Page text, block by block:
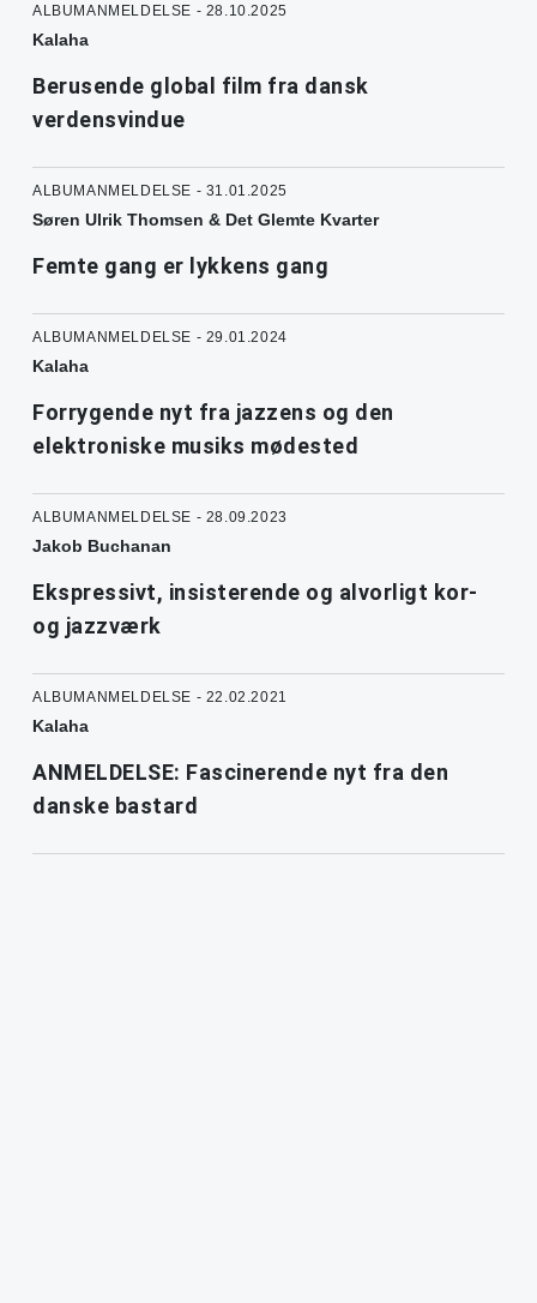
ALBUMANMELDELSE - 28.10.2025
Kalaha
Berusende global film fra dansk
verdensvindue
ALBUMANMELDELSE - 31.01.2025
Søren Ulrik Thomsen & Det Glemte Kvarter
Femte gang er lykkens gang
ALBUMANMELDELSE - 29.01.2024
Kalaha
Forrygende nyt fra jazzens og den
elektroniske musiks mødested
ALBUMANMELDELSE - 28.09.2023
Jakob Buchanan
Ekspressivt, insisterende og alvorligt kor-
og jazzværk
ALBUMANMELDELSE - 22.02.2021
Kalaha
ANMELDELSE: Fascinerende nyt fra den
danske bastard